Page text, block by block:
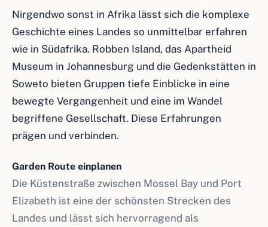
Nirgendwo sonst in Afrika lässt sich die komplexe
Geschichte eines Landes so unmittelbar erfahren
wie in Südafrika. Robben Island, das Apartheid
Museum in Johannesburg und die Gedenkstätten in
Soweto bieten Gruppen tiefe Einblicke in eine
bewegte Vergangenheit und eine im Wandel
begriffene Gesellschaft. Diese Erfahrungen
prägen und verbinden.
Garden Route einplanen
Die Küstenstraße zwischen Mossel Bay und Port
Elizabeth ist eine der schönsten Strecken des
Landes und lässt sich hervorragend als